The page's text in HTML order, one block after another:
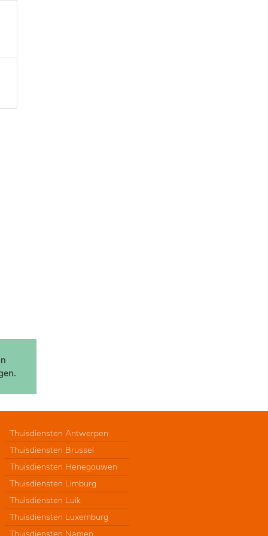
Thuisdiensten Antwerpen
Thuisdiensten Brussel
Thuisdiensten Henegouwen
Thuisdiensten Limburg
Thuisdiensten Luik
Thuisdiensten Luxemburg
Thuisdiensten Namen